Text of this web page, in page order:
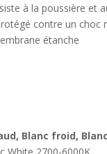
à la poussière et
contre un
étanche
Blanc froid,